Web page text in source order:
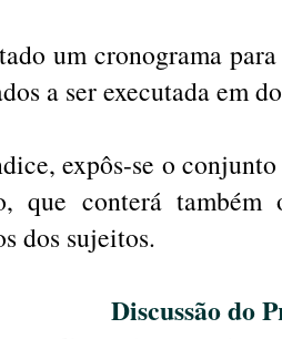
um cronograma
a ser executada em
expôs-se o
que conterá
dos sujeitos.
Discussão do